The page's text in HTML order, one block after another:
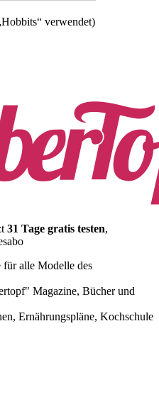
verwendet)
31 Tage gratis testen,
für alle Modelle des
Magazine, Bücher und
Ernährungspläne, Kochschule